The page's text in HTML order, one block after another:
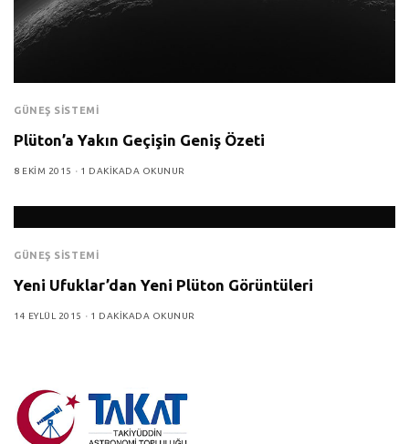
GÜNEŞ SISTEMI
Plüton’a Yakın Geçişin Geniş Özeti
8 EKIM 2015 1 DAKIKADA OKUNUR
GÜNEŞ SISTEMI
Yeni Ufuklar’dan Yeni Plüton Görüntüleri
14 EYLÜL 2015 1 DAKIKADA OKUNUR